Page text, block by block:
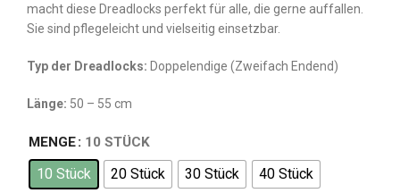
macht diese Dreadlocks perfekt für alle, die gerne auffallen.
Sie sind pflegeleicht und vielseitig einsetzbar.
Typ der Dreadlocks: Doppelendige (Zweifach Endend)
Länge: 50 – 55 cm
MENGE 10 STÜCK
10 Stück 20 Stück 30 Stück
40 Stück